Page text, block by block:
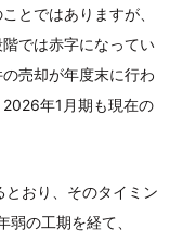
とではありますが、
では赤字になってい
売却が年度末に行わ
年1月期も現在の
おり、そのタイミン
の工期を経て、